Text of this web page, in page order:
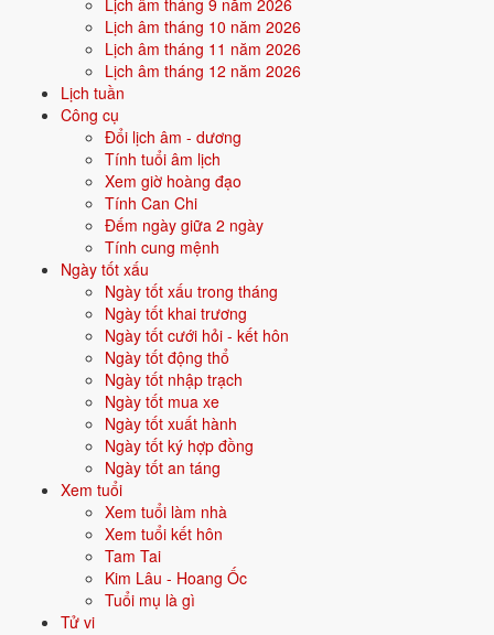
Lịch âm tháng 10 năm 2026
Lịch âm tháng 11 năm 2026
Lịch âm tháng 12 năm 2026
Lịch tuần
Công cụ
Đổi lịch âm - dương
Tính tuổi âm lịch
Xem giờ hoàng đạo
Tính Can Chi
Đếm ngày giữa 2 ngày
Tính cung mệnh
Ngày tốt xấu
Ngày tốt xấu trong tháng
Ngày tốt khai trương
Ngày tốt cưới hỏi - kết hôn
Ngày tốt động thổ
Ngày tốt nhập trạch
Ngày tốt mua xe
Ngày tốt xuất hành
Ngày tốt ký hợp đồng
Ngày tốt an táng
Xem tuổi
Xem tuổi làm nhà
Xem tuổi kết hôn
Tam Tai
Kim Lâu - Hoang Ốc
Tuổi mụ là gì
Tử vi
được thời đại nuôi dưỡng và tỏa sáng trong các lĩnh vực quyền lực,
công nghiệp.
Tính chất vận:
quyền lực cứng, kỷ luật.
Quan hệ mệnh × vận:Thổ sinh Kim.
Vận năm 2026 Bính Ngọ cho người sinh năm 1976
(Bính Ngọ), người tuổi
- thuộc nhóm Trung niên
với Thái Tuế
Năm tương đối ổn định - không có biến động lớn về vận khí.
Năm 2026 người sinh năm 1976 nên tập trung gì?
50 (Trung niên) , người sinh năm 1976 nên ưu tiên các chủ
Sức khỏe
Con cái - giáo dục
Đặt tên cho người sinh năm 1976 mệnh Thổ